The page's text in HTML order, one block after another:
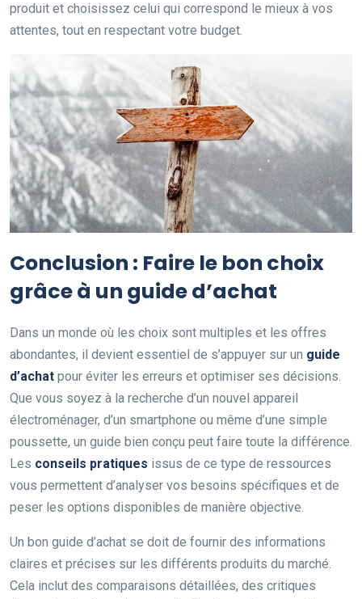
produit et choisissez celui qui correspond le mieux à vos
attentes, tout en respectant votre budget.
Conclusion : Faire le bon choix
grâce à un guide d’achat
Dans un monde où les choix sont multiples et les offres
abondantes, il devient essentiel de s’appuyer sur un guide
d’achat pour éviter les erreurs et optimiser ses décisions.
Que vous soyez à la recherche d’un nouvel appareil
électroménager, d’un smartphone ou même d’une simple
poussette, un guide bien conçu peut faire toute la différence.
Les conseils pratiques issus de ce type de ressources
vous permettent d’analyser vos besoins spécifiques et de
peser les options disponibles de manière objective.
Un bon guide d’achat se doit de fournir des informations
claires et précises sur les différents produits du marché.
Cela inclut des comparaisons détaillées, des critiques